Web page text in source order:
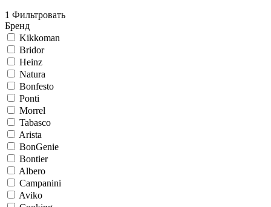
1 Фильтровать
Бренд
Kikkoman
Bridor
Heinz
Natura
Bonfesto
Ponti
Morrel
Tabasco
Arista
BonGenie
Bontier
Albero
Campanini
Aviko